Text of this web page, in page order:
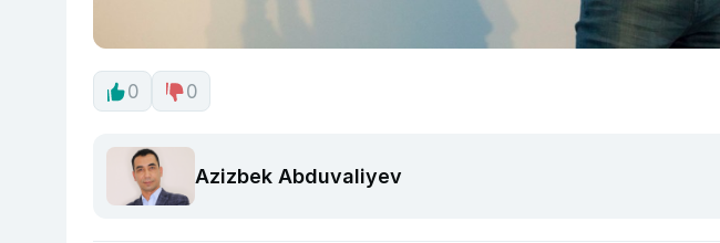
0 0
Azizbek Abduvaliyev